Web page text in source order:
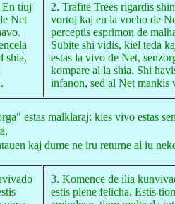
En tiuj
Net
shia,
2. Trafite Trees rigardis
vortoj kaj en la vocho de
perceptis esprimon de
Subite shi vidis, kiel teda
estas la vivo de Net,
kompare al la shia. Shi
infanon, sed al Net mankis
estas malklaraj: kies vivo estas
kaj dume ne iru returne al iu
3. Komence de ilia
estis plene felicha. Estis